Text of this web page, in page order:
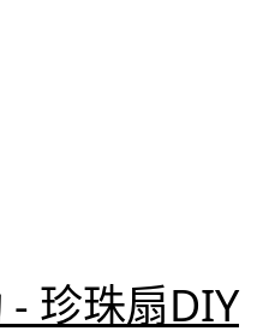
珍珠扇DIY